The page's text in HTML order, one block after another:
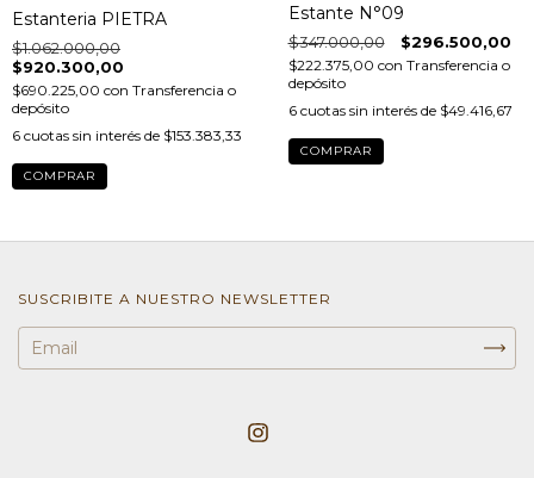
Estanteria PIETRA
$1.062.000,00
$920.300,00
$690.225,00 con Transferencia o
depósito
6 cuotas sin interés de $153.383,33
Estante N°09
$347.000,00 $296.500,00
$222.375,00 con Transferencia o
depósito
6 cuotas sin interés de $49.416,67
SUSCRIBITE A NUESTRO NEWSLETTER